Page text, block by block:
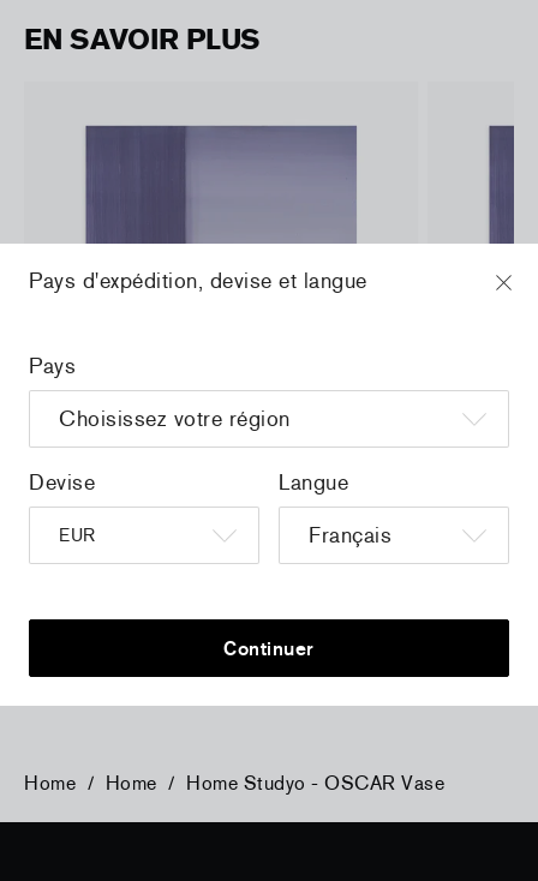
EN SAVOIR PLUS
Christiane Pooley - You Will Inherit These
150,00 € taxe incluse
Christiane
30,00 €
Home / Home / Home Studyo - OSCAR Vase
Pays d'expédition, devise et langue
Pays
Devise Langue
Continuer